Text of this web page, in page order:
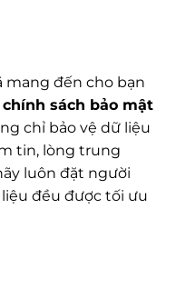
mang đến cho bạn
chính sách bảo mật
chỉ bảo vệ dữ liệu
tin, lòng trung
luôn đặt người
đều được tối ưu